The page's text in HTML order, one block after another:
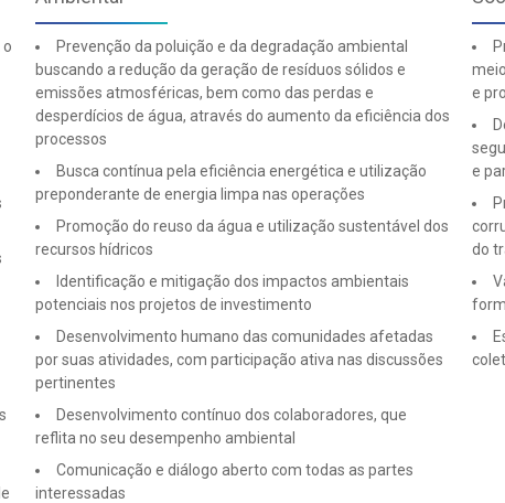
Prevenção da poluição e da degradação ambiental
buscando a redução da geração de resíduos sólidos e
emissões atmosféricas, bem como das perdas e
desperdícios de água, através do aumento da eficiência dos
processos
Busca contínua pela eficiência energética e utilização
preponderante de energia limpa nas operações
Promoção do reuso da água e utilização sustentável dos
recursos hídricos
Identificação e mitigação dos impactos ambientais
potenciais nos projetos de investimento
Desenvolvimento humano das comunidades afetadas
por suas atividades, com participação ativa nas discussões
pertinentes
Desenvolvimento contínuo dos colaboradores, que
reflita no seu desempenho ambiental
Comunicação e diálogo aberto com todas as partes
interessadas
e
e
do